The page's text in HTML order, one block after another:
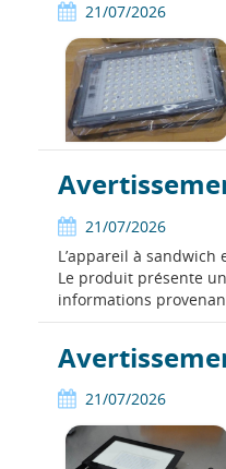
21/07/2026
21/07/2026
L’appareil à
Le produit présente
informations
21/07/2026